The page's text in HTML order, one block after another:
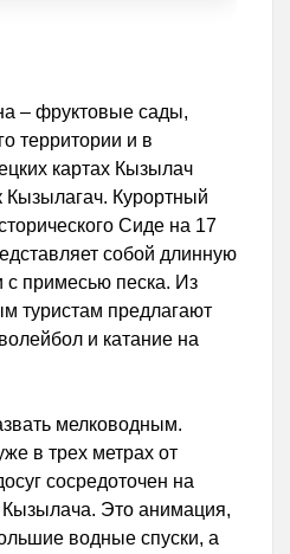
– фруктовые сады,
территории и в
картах Кызылач
Кызылагач. Курортный
Сиде на 17
собой длинную
с примесью песка. Из
туристам предлагают
и катание на
мелководным.
в трех метрах от
сосредоточен на
Кызылача. Это анимация,
водные спуски, а